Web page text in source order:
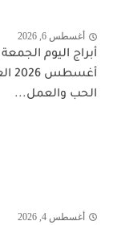
أغسطس 6, 2026
الحب والعمل...
أغسطس 4, 2026